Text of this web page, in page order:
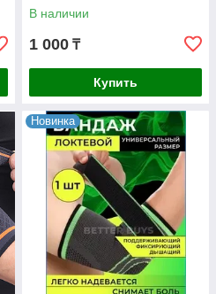
В наличии
1 000 ₸
Купить
Новинка